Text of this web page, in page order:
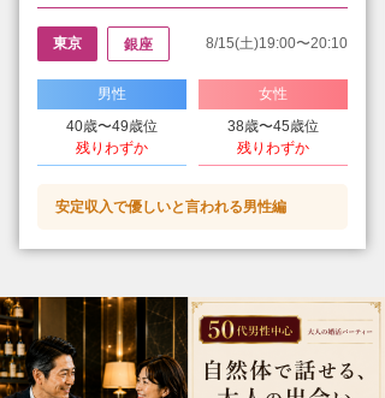
東京 銀座 8/15(土)19:00〜20:10
男性
40歳〜49歳位
残りわずか
女性
38歳〜45歳位
残りわずか
安定収入で優しいと言われる男性編